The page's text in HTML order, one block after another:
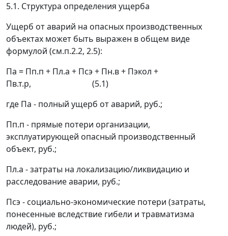
5.1. Структура определения ущерба
Ущерб от аварий на опасных производственных
объектах может быть выражен в общем виде
формулой (см.п.2.2, 2.5):
Па = Пп.п + Пл.а + Псэ + Пн.в+ Пэкол +
Пв.т.р, (5.1)
где Па - полный ущерб от аварий, руб.;
Пп.п - прямые потери организации,
эксплуатирующей опасный производственный
объект, руб.;
Пл.а - затраты на локализацию/ликвидацию и
расследование аварии, руб.;
Псэ - социально-экономические потери (затраты,
понесенные вследствие гибели и травматизма
людей), руб.;